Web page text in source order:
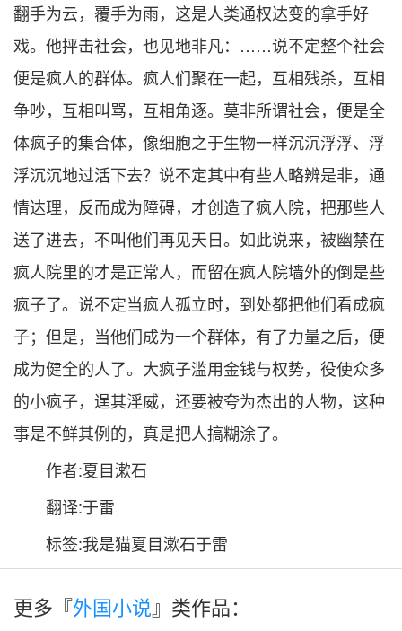
翻手为云，覆手为雨，这是人类通权达变的拿手好
戏。他抨击社会，也见地非凡：……说不定整个社会
便是疯人的群体。疯人们聚在一起，互相残杀，互相
争吵，互相叫骂，互相角逐。莫非所谓社会，便是全
体疯子的集合体，像细胞之于生物一样沉沉浮浮、浮
浮沉沉地过活下去？说不定其中有些人略辨是非，通
情达理，反而成为障碍，才创造了疯人院，把那些人
送了进去，不叫他们再见天日。如此说来，被幽禁在
疯人院里的才是正常人，而留在疯人院墙外的倒是些
疯子了。说不定当疯人孤立时，到处都把他们看成疯
子；但是，当他们成为一个群体，有了力量之后，便
成为健全的人了。大疯子滥用金钱与权势，役使众多
的小疯子，逞其淫威，还要被夸为杰出的人物，这种
事是不鲜其例的，真是把人搞糊涂了。
作者:夏目漱石
翻译:于雷
标签:我是猫夏目漱石于雷
更多『外国小说』类作品：